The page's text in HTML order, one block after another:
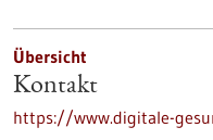
Übersicht
Kontakt
https://www.digitale-